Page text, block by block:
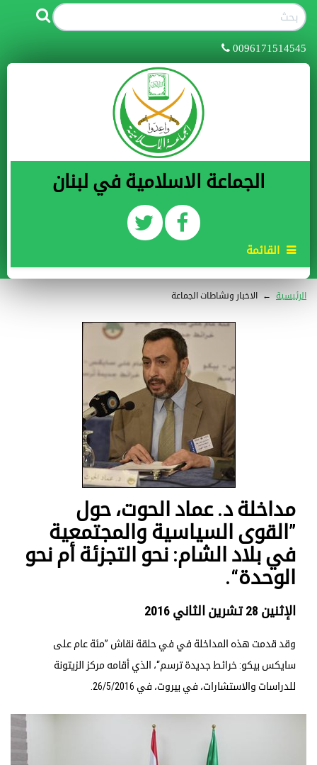
0096171514545
الجماعة الاسلامية في لبنان
القائمة
الرئيسية ← الاخبار ونشاطات الجماعة
مداخلة د. عماد الحوت، حول
”القوى السياسية والمجتمعية
في بلاد الشام: نحو التجزئة أم نحو
الوحدة“.
الإثنين 28 تشرين الثاني 2016
وقد قدمت هذه المداخلة في في حلقة نقاش ”مئة عام على
سايكس بيكو: خرائط جديدة ترسم“، الذي أقامه مركز الزيتونة
للدراسات والاستشارات، في بيروت، في 26/5/2016.